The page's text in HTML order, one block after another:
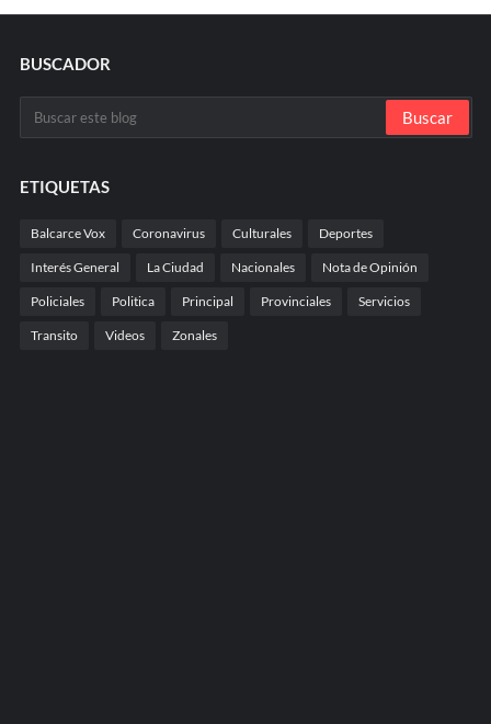
BUSCADOR
ETIQUETAS
Balcarce Vox Coronavirus Culturales Deportes
Interés General La Ciudad Nacionales Nota de Opinión
Policiales Politica Principal Provinciales Servicios
Transito Videos Zonales